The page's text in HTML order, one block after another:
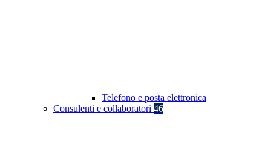
Telefono e posta elettronica
Consulenti e collaboratori 46